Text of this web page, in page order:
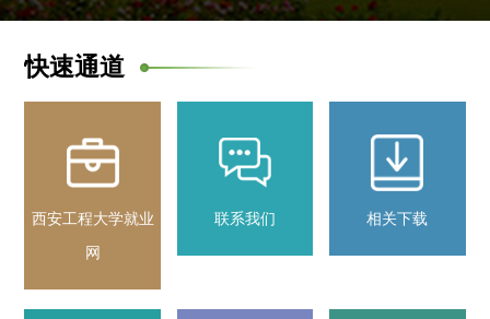
快速通道
西安工程大学就业
网
联系我们 相关下载